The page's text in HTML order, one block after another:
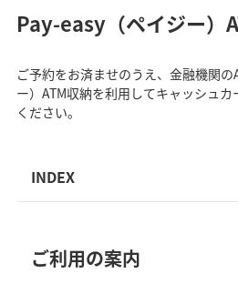
Pay-easy（ペイジー）
ご予約をお済ませのうえ、金融機関
ー）ATM収納を利用してキャッシュ
ください。
INDEX
ご利用の案内